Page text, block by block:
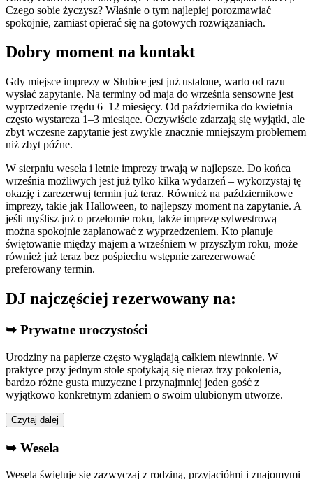
Czego sobie życzysz? Właśnie o tym najlepiej porozmawiać
spokojnie, zamiast opierać się na gotowych rozwiązaniach.
Dobry moment na kontakt
Gdy miejsce imprezy w Słubice jest już ustalone, warto od razu
wysłać zapytanie. Na terminy od maja do września sensowne jest
wyprzedzenie rzędu 6–12 miesięcy. Od października do kwietnia
często wystarcza 1–3 miesiące. Oczywiście zdarzają się wyjątki, ale
zbyt wczesne zapytanie jest zwykle znacznie mniejszym problemem
niż zbyt późne.
W sierpniu wesela i letnie imprezy trwają w najlepsze. Do końca
września możliwych jest już tylko kilka wydarzeń – wykorzystaj tę
okazję i zarezerwuj termin już teraz. Również na październikowe
imprezy, takie jak Halloween, to najlepszy moment na zapytanie. A
jeśli myślisz już o przełomie roku, także imprezę sylwestrową
można spokojnie zaplanować z wyprzedzeniem. Kto planuje
świętowanie między majem a wrześniem w przyszłym roku, może
również już teraz bez pośpiechu wstępnie zarezerwować
preferowany termin.
DJ najczęściej rezerwowany na:
➥ Prywatne uroczystości
Urodziny na papierze często wyglądają całkiem niewinnie. W
praktyce przy jednym stole spotykają się nieraz trzy pokolenia,
bardzo różne gusta muzyczne i przynajmniej jeden gość z
wyjątkowo konkretnym zdaniem o swoim ulubionym utworze.
Czytaj dalej
➥ Wesela
Wesela świętuje się zazwyczaj z rodziną, przyjaciółmi i znajomymi